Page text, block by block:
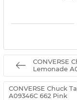
CONVERSE
Lemonade
CONVERSE Chuck
A09346C 662 Pink